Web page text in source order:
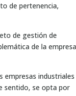
de pertenencia,
de gestión de
de la empresa
empresas industriales
sentido, se opta por